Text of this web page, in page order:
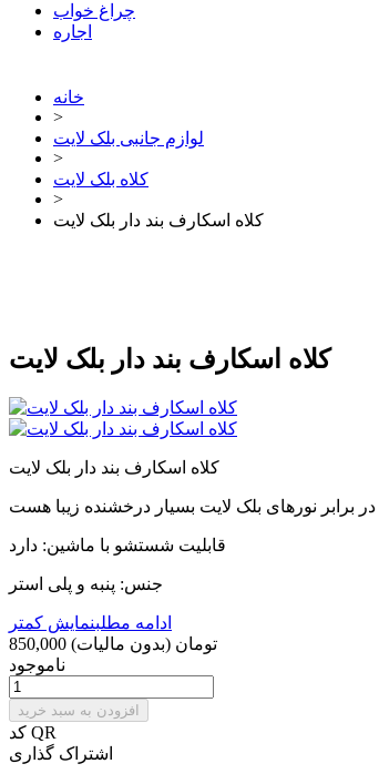
چراغ خواب
اجاره
خانه
>
لوازم جانبی بلک لایت
>
کلاه بلک لایت
>
کلاه اسکارف بند دار بلک لایت
کلاه اسکارف بند دار بلک لایت
کلاه اسکارف بند دار بلک لایت
قابلیت شستشو با ماشین: دارد
جنس: پنبه و پلی استر
ادامه مطلبنمایش کمتر
850,000 تومان (بدون مالیات)
ناموجود
افزودن به سبد خرید
کد QR
اشتراک گذاری